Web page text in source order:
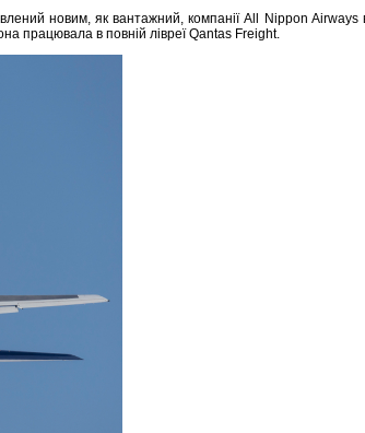
новим, як вантажний, компанії All Nippon
працювала в повній лівреї Qantas Freight.